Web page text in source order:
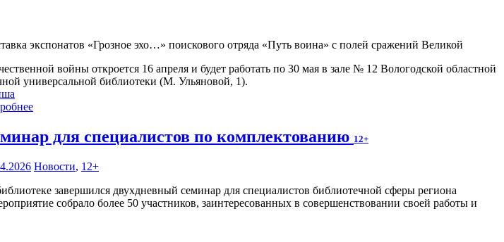
экспонатов «Грозное эхо…» поискового отряда «Путь воина» с полей сражений Великой
войны откроется 16 апреля и будет работать по 30 мая в зале № 12 Вологодской областной
универсальной библиотеки (М. Ульяновой, 1).
для специалистов по комплектованию 12+
Новости, 12+
завершился двухдневный семинар для специалистов библиотечной сферы региона
собрало более 50 участников, заинтересованных в совершенствовании своей работы и